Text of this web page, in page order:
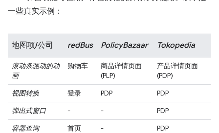
一些真实示例：
地图项/公司 redBus PolicyBazaar Tokopedia
滚动条驱动的动
画
购物车
商品详情页面
(PLP)
产品详情页面
(PDP)
视图转换
登录 PDP
PDP
弹出式窗口
- -
PDP
容器查询
首页 -
PDP